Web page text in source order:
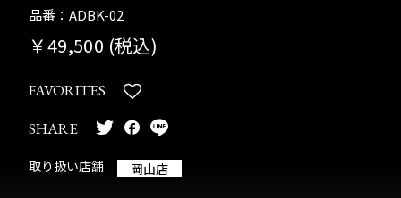
品番：ADBK-02
￥49,500 (税込)
FAVORITES
SHARE
取り扱い店舗 岡山店